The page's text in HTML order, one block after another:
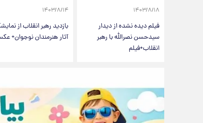
۱۴۰۳/۸/۱۸
فیلم دیده نشده از دیدار
سیدحسن نصرالله با رهبر
انقلاب+فیلم
۱۴۰۳/۸/۱۴
بازدید رهبر انقلاب از
آثار هنرمندان نوجوان+